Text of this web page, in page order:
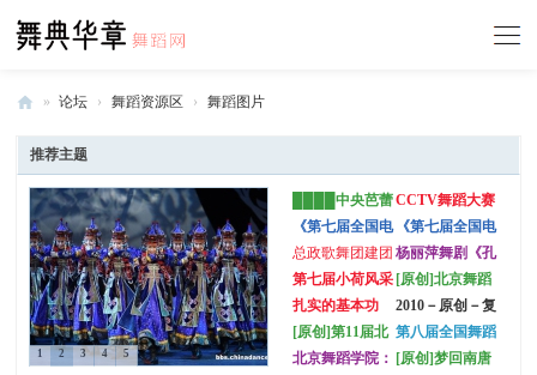
舞
典
华
章
中
国
» 论坛 › 舞蹈资源区 › 舞蹈图片
推荐主题
1 2 3 4 5
████中央芭蕾
舞团 第三届芭
蕾创意工作坊晚
会 workshop 精
彩剧照
CCTV舞蹈大赛
(原创)
《第七届全国电
视舞蹈大赛》专
业院团组 第二
场决赛精彩图
《第七届全国电
视舞蹈大赛》决
赛第一场“群文·
少儿组”精彩图
总政歌舞团建团
60周年舞蹈专场
《燃烧的舞步》
精彩剧照集锦一
杨丽萍舞剧《孔
雀》----1920大
图
第七届小荷风采
全国少儿舞蹈展
演 第二场（阿
瑞摄影）
[原创]北京舞蹈
学院：世界美学
大会中国舞蹈精
品晚会（有王亚
彬，摄于2010年
扎实的基本功
2010－原创－复
员前的回忆－南
京军区
[原创]第11届北
京市舞蹈比赛
第八届全国舞蹈
比赛在武汉举行
北京舞蹈学院： [原创]梦回南唐